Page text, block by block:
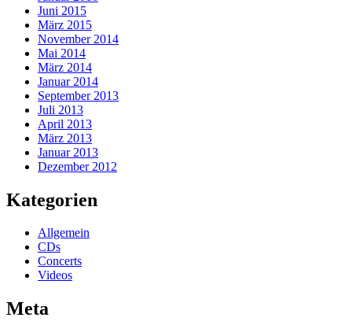
Juni 2015
März 2015
November 2014
Mai 2014
März 2014
Januar 2014
September 2013
Juli 2013
April 2013
März 2013
Januar 2013
Dezember 2012
Kategorien
Allgemein
CDs
Concerts
Videos
Meta